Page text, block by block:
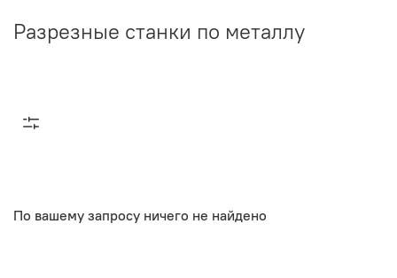
Разрезные станки по металлу
По вашему запросу ничего не найдено